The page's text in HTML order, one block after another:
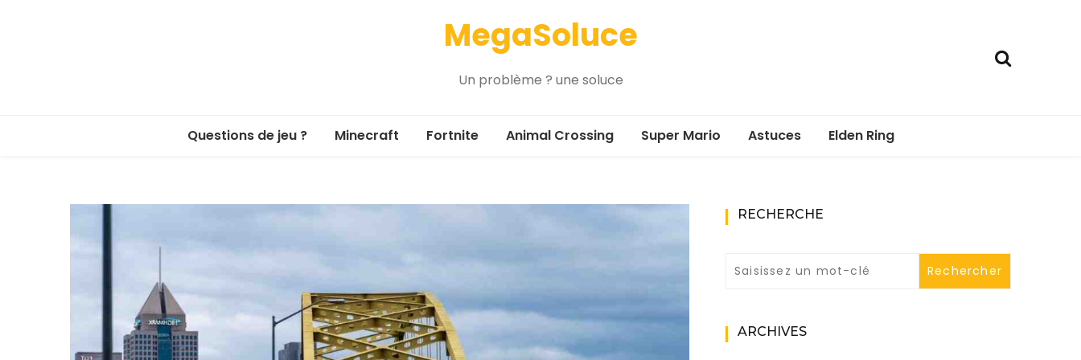
MegaSoluce
Un problème ? une soluce
Questions de jeu ? Minecraft Fortnite Animal Crossing Super Mario Astuces Elden Ring
RECHERCHE
ARCHIVES